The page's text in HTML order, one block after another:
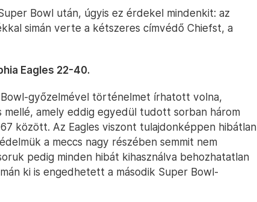
Bowl után, úgyis ez érdekel mindenkit: az
simán verte a kétszeres címvédő Chiefst, a
Eagles 22-40.
győzelmével történelmet írhatott volna,
mellé, amely eddig egyedül tudott sorban három
között. Az Eagles viszont tulajdonképpen hibátlan
a meccs nagy részében semmit nem
pedig minden hibát kihasználva behozhatatlan
ki is engedhetett a második Super Bowl-